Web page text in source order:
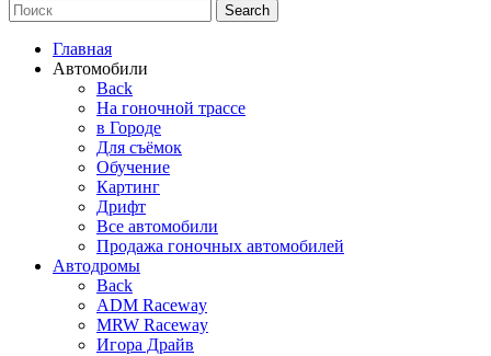
Search
Главная
Автомобили
Back
На гоночной трассе
в Городе
Для съёмок
Обучение
Картинг
Дрифт
Все автомобили
Продажа гоночных автомобилей
Автодромы
Back
ADM Raceway
MRW Raceway
Игора Драйв